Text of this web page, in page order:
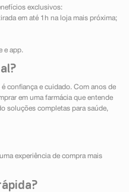
exclusivos:
em até 1h na loja mais próxima;
e app.
confiança e cuidado. Com anos de
em uma farmácia que entende
soluções completas para saúde,
experiência de compra mais